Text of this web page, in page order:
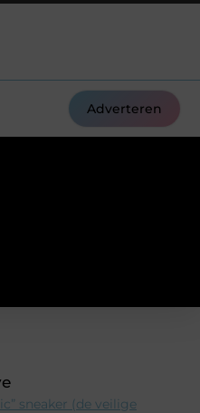
Adverteren
sneaker (de veilige